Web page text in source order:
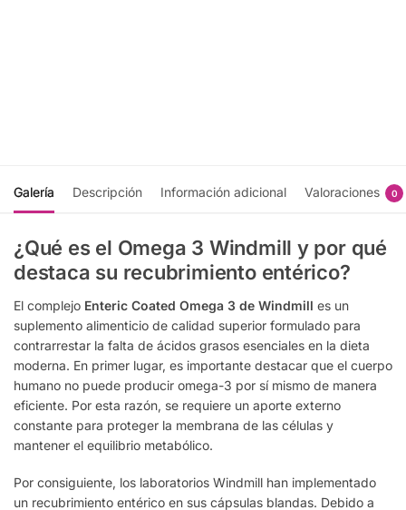
Galería Descripción Información adicional Valoraciones 0
¿Qué es el Omega 3 Windmill y por qué
destaca su recubrimiento entérico?
El complejo Enteric Coated Omega 3 de Windmill es un
suplemento alimenticio de calidad superior formulado para
contrarrestar la falta de ácidos grasos esenciales en la dieta
moderna. En primer lugar, es importante destacar que el cuerpo
humano no puede producir omega-3 por sí mismo de manera
eficiente. Por esta razón, se requiere un aporte externo
constante para proteger la membrana de las células y
mantener el equilibrio metabólico.
Por consiguiente, los laboratorios Windmill han implementado
un recubrimiento entérico en sus cápsulas blandas. Debido a